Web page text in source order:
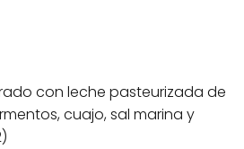
con leche pasteurizada de
cuajo, sal marina y